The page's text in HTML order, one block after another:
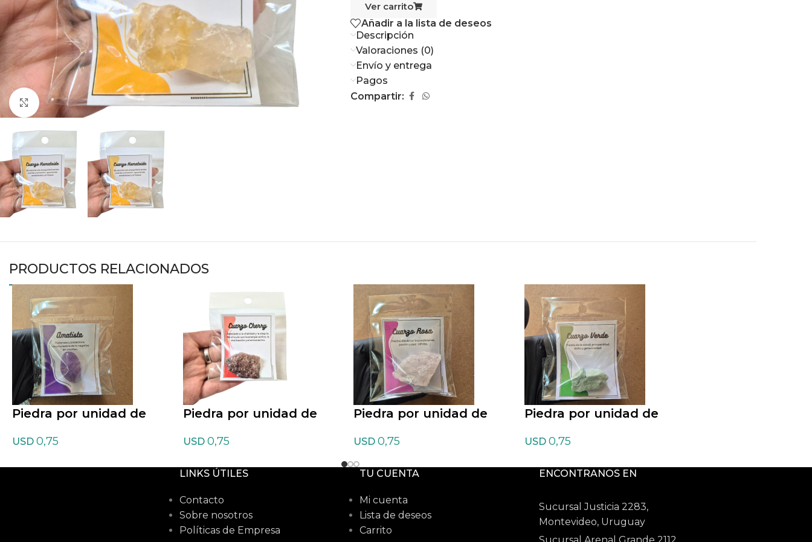
Haga clic para ampliar
Ver carrito
Añadir a la lista de deseos
Descripción
Valoraciones (0)
Envío y entrega
Pagos
Compartir:
PRODUCTOS RELACIONADOS
Piedra por unidad de
USD 0,75
Piedra por unidad de
USD 0,75
Piedra por unidad de
USD 0,75
Piedra por unidad de
USD 0,75
LINKS ÚTILES
Contacto
Sobre nosotros
Políticas de Empresa
TU CUENTA
Mi cuenta
Lista de deseos
Carrito
ENCONTRANOS EN
Sucursal Justicia 2283,
Montevideo, Uruguay